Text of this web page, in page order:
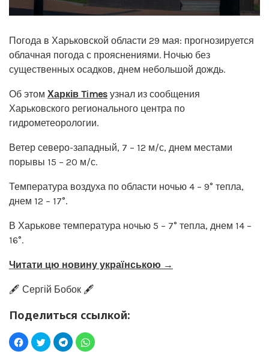
Погода в Харьковской области 29 мая: прогнозируется
облачная погода с прояснениями. Ночью без
существенных осадков, днем небольшой дождь.
Об этом Харків Times узнал из сообщения
Харьковского регионального центра по
гидрометеорологии.
Ветер северо-западный, 7 – 12 м/с, днем местами
порывы 15 – 20 м/с.
Температура воздуха по области ночью 4 – 9° тепла,
днем 12 – 17°.
В Харькове температура ночью 5 – 7° тепла, днем 14 –
16°.
Читати цю новину українською →
🖋️ Сергій Бобок 🖋️
Поделиться ссылкой: